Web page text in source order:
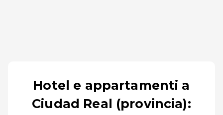
Hotel e appartamenti a
Ciudad Real (provincia):